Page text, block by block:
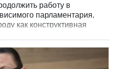
работу в
парламентария.
как конструктивная
партию.